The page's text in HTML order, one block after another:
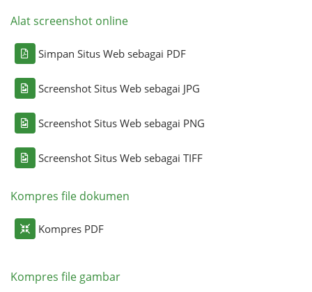
Alat screenshot online
Simpan Situs Web sebagai PDF
Screenshot Situs Web sebagai JPG
Screenshot Situs Web sebagai PNG
Screenshot Situs Web sebagai TIFF
Kompres file dokumen
Kompres PDF
Kompres file gambar